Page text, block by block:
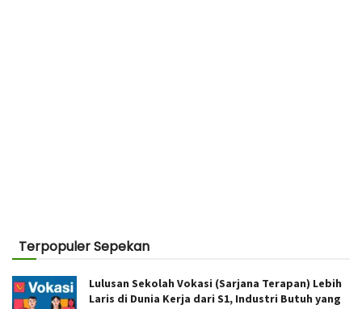
Terpopuler Sepekan
Lulusan Sekolah Vokasi (Sarjana Terapan) Lebih
Laris di Dunia Kerja dari S1, Industri Butuh yang